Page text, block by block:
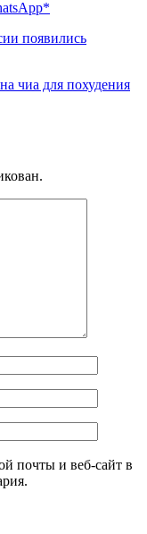
появились
чиа для похудения
почты и веб-сайт в